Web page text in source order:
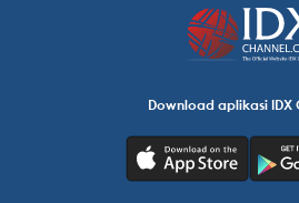
Download aplikasi IDX